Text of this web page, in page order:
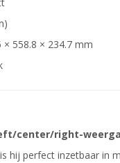
558.8 × 234.7 mm
center/right-
hij perfect inzetbaar in